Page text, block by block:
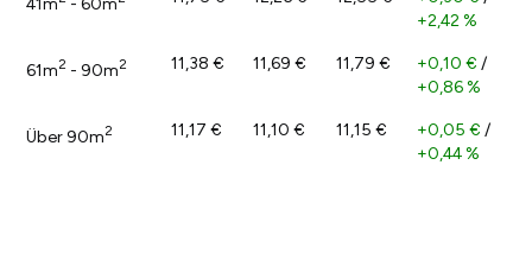
+2,42 %
61m2 - 90m2 11,38 € 11,69 € 11,79 € +0,10 € /
+0,86 %
Über 90m2 11,17 € 11,10 € 11,15 € +0,05 € /
+0,44 %